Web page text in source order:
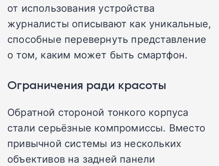
от использования устройства
журналисты описывают как уникальные,
способные перевернуть представление
о том, каким может быть смартфон.
Ограничения ради красоты
Обратной стороной тонкого корпуса
стали серьёзные компромиссы. Вместо
привычной системы из нескольких
объективов на задней панели